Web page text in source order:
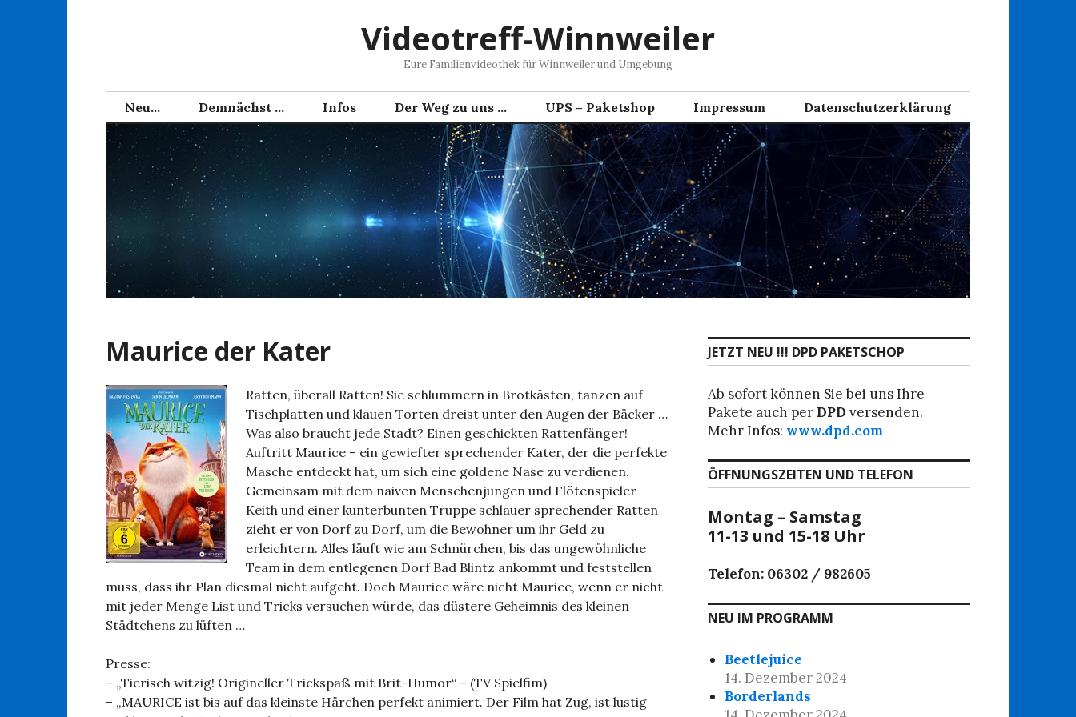
Videotreff-Winnweiler
Eure Familienvideothek für Winnweiler und Umgebung
Neu… Demnächst … Infos Der Weg zu uns … UPS – Paketshop Impressum Datenschutzerklärung
Maurice der Kater
Ratten, überall Ratten! Sie schlummern in Brotkästen, tanzen auf
Tischplatten und klauen Torten dreist unter den Augen der Bäcker …
Was also braucht jede Stadt? Einen geschickten Rattenfänger!
Auftritt Maurice – ein gewiefter sprechender Kater, der die perfekte
Masche entdeckt hat, um sich eine goldene Nase zu verdienen.
Gemeinsam mit dem naiven Menschenjungen und Flötenspieler
Keith und einer kunterbunten Truppe schlauer sprechender Ratten
zieht er von Dorf zu Dorf, um die Bewohner um ihr Geld zu
erleichtern. Alles läuft wie am Schnürchen, bis das ungewöhnliche
Team in dem entlegenen Dorf Bad Blintz ankommt und feststellen
muss, dass ihr Plan diesmal nicht aufgeht. Doch Maurice wäre nicht Maurice, wenn er nicht
mit jeder Menge List und Tricks versuchen würde, das düstere Geheimnis des kleinen
Städtchens zu lüften …
Presse:
– „Tierisch witzig! Origineller Trickspaß mit Brit-Humor“ – (TV Spielfim)
– „MAURICE ist bis auf das kleinste Härchen perfekt animiert. Der Film hat Zug, ist lustig
JETZT NEU !!! DPD PAKETSCHOP
Ab sofort können Sie bei uns Ihre
Pakete auch per DPD versenden.
Mehr Infos: www.dpd.com
ÖFFNUNGSZEITEN UND TELEFON
Montag – Samstag
11-13 und 15-18 Uhr
Telefon: 06302 / 982605
NEU IM PROGRAMM
Beetlejuice
14. Dezember 2024
Borderlands